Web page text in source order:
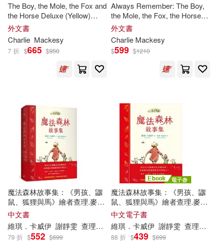
適合平板閱讀(3)
(可複選)
作者/演唱/譯/編/繪(15)
價格
範圍
The Boy, the Mole, the Fox and
the Horse Deluxe (Yellow)
Edition
外文書
Charlie Mackesy
7 折 $665 $950
Always Remember: The Boy,
the Mole, the Fox, the Horse
and the Storm
外文書
Charlie Mackesy
$599 $1210
魔法森林故事集：《男孩、鼴
鼠、狐狸與馬》繪者查理.麥克
斯全新動人力作!
中文書
維琪．卡威伊 謝靜雯 查理．麥克斯（ Charlie Mackesy）
79 折 $552 $699
魔法森林故事集：《男孩、鼴
鼠、狐狸與馬》繪者查理.麥克
斯全新動人力作! (電子書)
中文電子書
維琪．卡威伊 謝靜雯 查理．麥克斯（
88 折 $439 $699